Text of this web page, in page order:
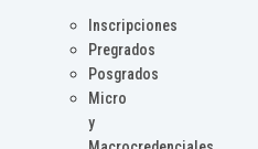
Inscripciones
Pregrados
Posgrados
Micro
y